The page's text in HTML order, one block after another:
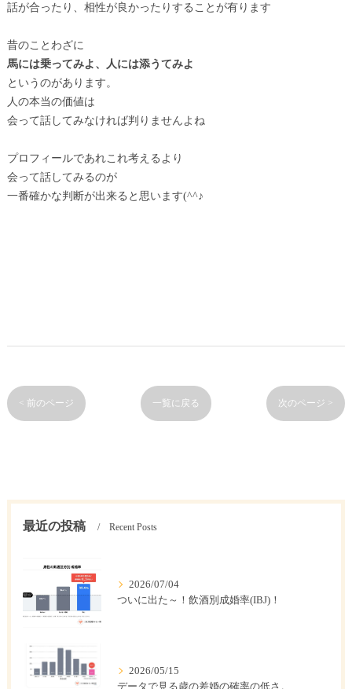
話が合ったり、相性が良かったりすることが有ります
昔のことわざに
馬には乗ってみよ、人には添うてみよ
というのがあります。
人の本当の価値は
会って話してみなければ判りませんよね
プロフィールであれこれ考えるより
会って話してみるのが
一番確かな判断が出来ると思います(^^♪
< 前のページ 一覧に戻る 次のページ >
最近の投稿 Recent Posts
2026/07/04
ついに出た～！飲酒別成婚率(IBJ)！
2026/05/15
データで見る歳の差婚の確率の低さ。